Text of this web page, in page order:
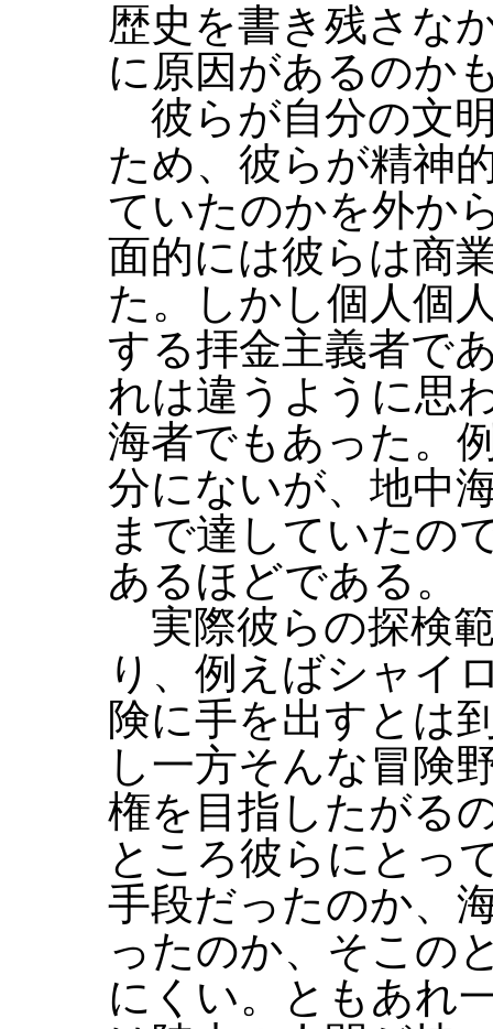
歴史を書き残さな
に原因があるのか
彼らが自分の文
ため、彼らが精神
ていたのかを外か
面的には彼らは商
た。しかし個人個
する拝金主義者で
れは違うように思
海者でもあった。
分にないが、地中
まで達していたの
あるほどである。
実際彼らの探検
り、例えばシャイ
険に手を出すとは
し一方そんな冒険
権を目指したがる
ところ彼らにとっ
手段だったのか、
ったのか、そこの
にくい。ともあれ